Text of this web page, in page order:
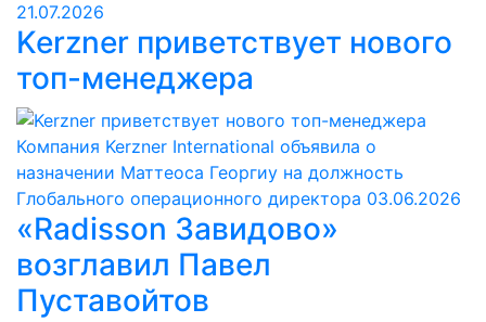
21.07.2026
Kerzner приветствует нового
топ-менеджера
Компания Kerzner International объявила о
назначении Маттеоса Георгиу на должность
Глобального операционного директора 03.06.2026
«Radisson Завидово»
возглавил Павел
Пуставойтов